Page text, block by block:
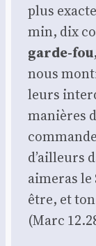
plus
min, dix
garde-fou
nous
leurs
manières
d’ailleurs
aime­ras
être, et
(Marc